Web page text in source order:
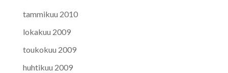
tammikuu 2010
lokakuu 2009
toukokuu 2009
huhtikuu 2009